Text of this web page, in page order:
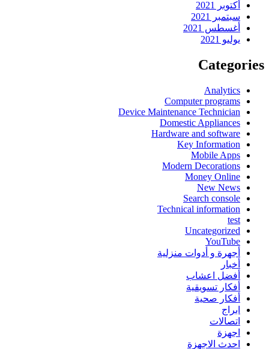
أكتوبر 2021
سبتمبر 2021
أغسطس 2021
يوليو 2021
Categories
Analytics
Computer programs
Device Maintenance Technician
Domestic Appliances
Hardware and software
Key Information
Mobile Apps
Modern Decorations
Money Online
New News
Search console
Technical information
test
Uncategorized
YouTube
أجهرة و أدوات منزلية
أخبار
أفضل اعشاب
أفكار تسويقية
أفكار صحية
ابراج
اتصالات
اجهزة
احدث الاجهزة